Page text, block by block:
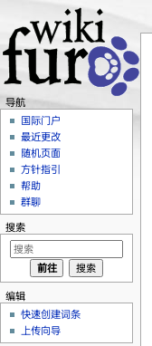
导航
国际门户
最近更改
随机页面
方针指引
帮助
群聊
搜索
编辑
快速创建词条
上传向导